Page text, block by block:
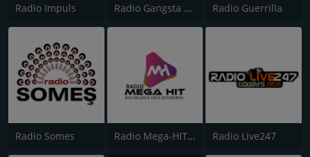
Radio Impuls Radio Gangsta Manele Radio Guerrilla
Radio Somes Radio Mega-HIT Romania Radio Live247